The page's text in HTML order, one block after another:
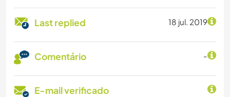
Last replied 18 jul. 2019
Comentário -
E-mail verificado